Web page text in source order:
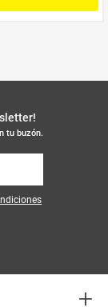
tu buzón.
+